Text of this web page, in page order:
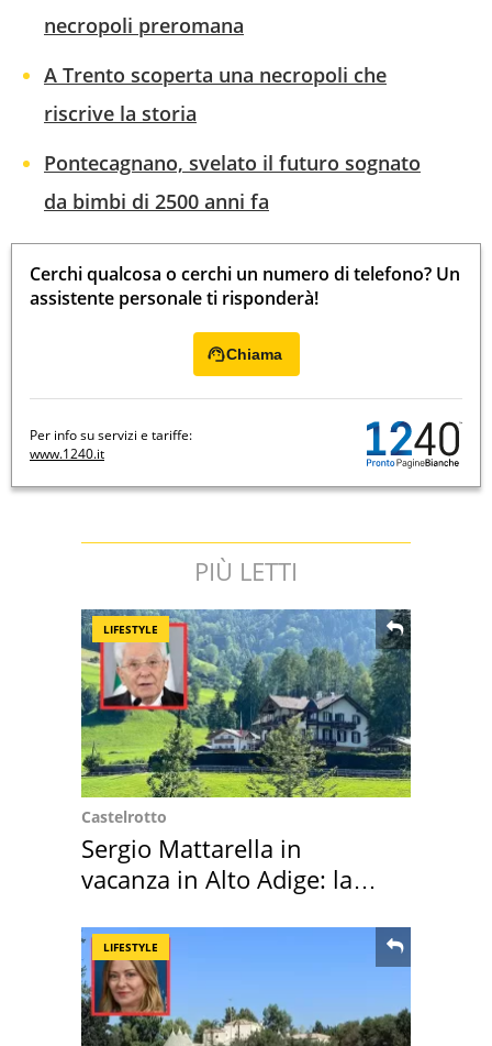
necropoli preromana
A Trento scoperta una necropoli che
riscrive la storia
Pontecagnano, svelato il futuro sognato
da bimbi di 2500 anni fa
Cerchi qualcosa o cerchi un numero di telefono? Un
assistente personale ti risponderà!
Chiama
Per info su servizi e tariffe:
www.1240.it
PIÙ LETTI
LIFESTYLE
Castelrotto
Sergio Mattarella in
vacanza in Alto Adige: la
LIFESTYLE